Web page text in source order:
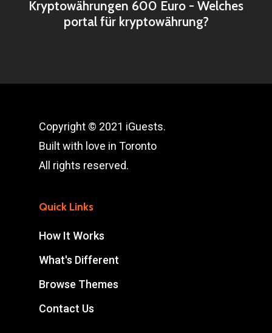
Kryptowährungen 600 Euro - Welches
portal für kryptowährung?
Copyright © 2021 iGuests.
Built with love in Toronto
All rights reserved.
Quick Links
How It Works
What's Different
Browse Themes
Contact Us